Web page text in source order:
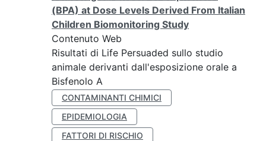
(BPA) at Dose Levels Derived From Italian
Children Biomonitoring Study
Contenuto Web
Risultati di Life Persuaded sullo studio
animale derivanti dall'esposizione orale a
Bisfenolo A
CONTAMINANTI CHIMICI
EPIDEMIOLOGIA
FATTORI DI RISCHIO